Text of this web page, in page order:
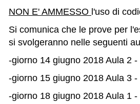
NON E' AMMESSO l'uso di
Si comunica che le prove per
si svolgeranno nelle seguenti
-giorno 14 giugno 2018 Aula 2
-giorno 15 giugno 2018 Aula 3
-giorno 18 giugno 2018 Aula 1